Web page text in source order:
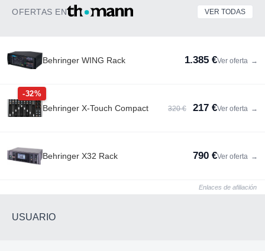
OFERTAS EN VER TODAS
Behringer WING Rack 1.385 €Ver oferta →
-32%
Behringer X-Touch Compact 320 € 217 €Ver oferta →
Behringer X32 Rack 790 €Ver oferta →
Enlaces de afiliación
USUARIO